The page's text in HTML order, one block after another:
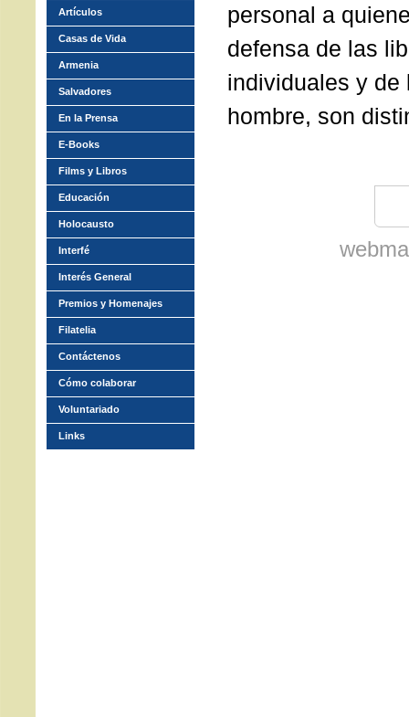
personal a
defensa de las
individuales y de
hombre, son
Artículos
Casas de Vida
Armenia
Salvadores
En la Prensa
E-Books
Films y Libros
Educación
Holocausto
Interfé
Interés General
Premios y Homenajes
Filatelia
Contáctenos
Cómo colaborar
Voluntariado
Links